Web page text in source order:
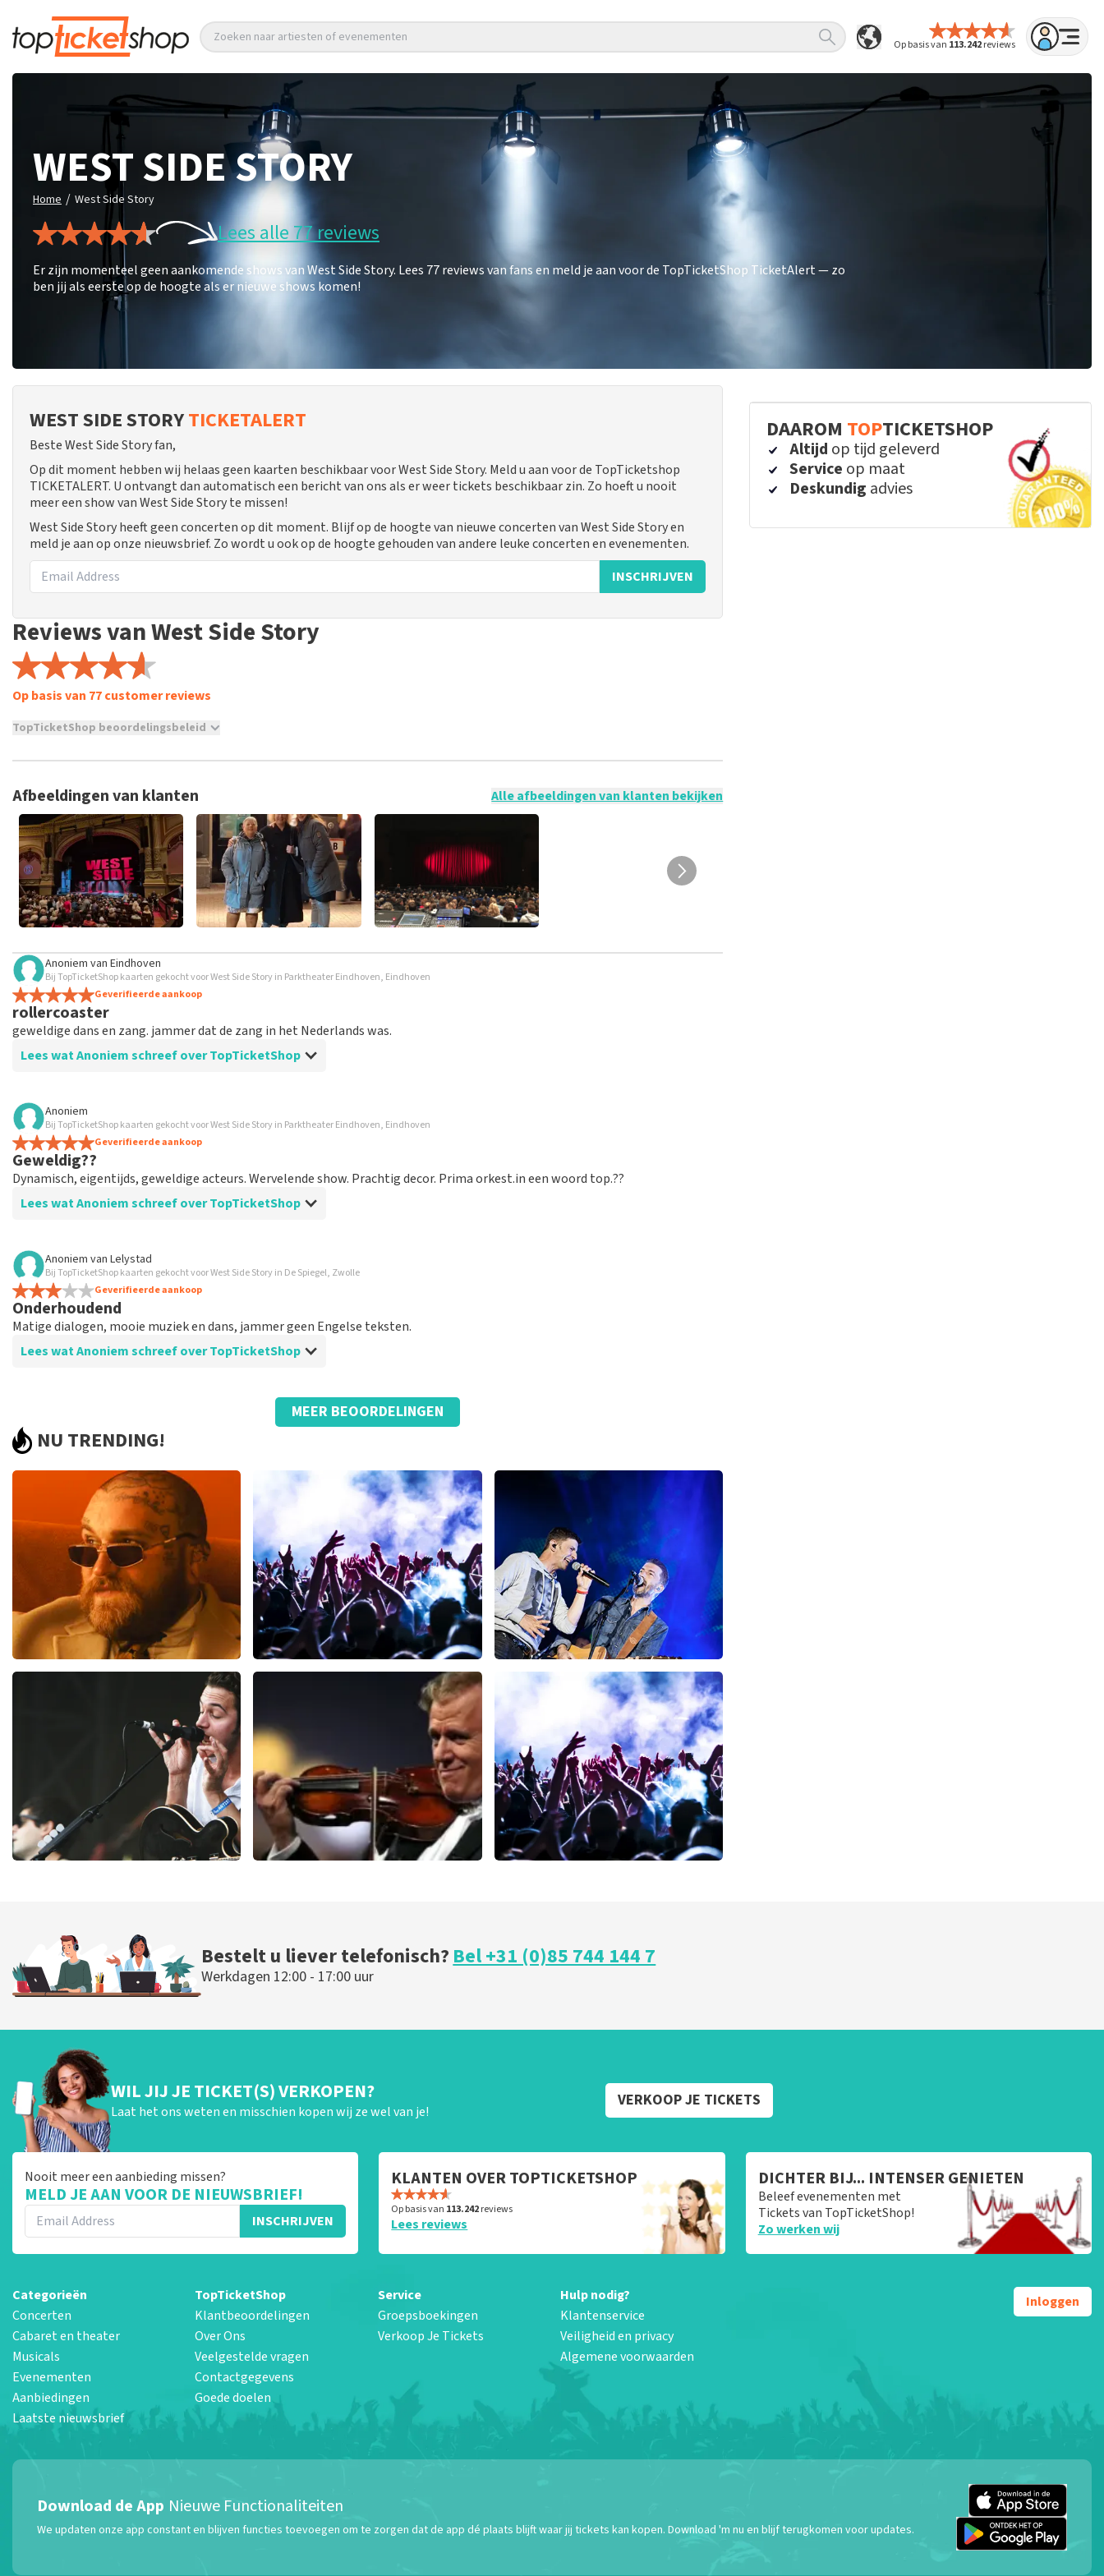
Op basis van 113.242reviews
Zoeken naar artiesten of evenementen
WEST SIDE STORY
Home / West Side Story
Lees alle 77 reviews
Er zijn momenteel geen aankomende shows van West Side Story. Lees 77 reviews van fans en meld je aan voor de TopTicketShop TicketAlert — zo
ben jij als eerste op de hoogte als er nieuwe shows komen!
WEST SIDE STORYTICKETALERT
Beste West Side Story fan,
Op dit moment hebben wij helaas geen kaarten beschikbaar voor West Side Story. Meld u aan voor de TopTicketshop
TICKETALERT. U ontvangt dan automatisch een bericht van ons als er weer tickets beschikbaar zin. Zo hoeft u nooit
meer een show van West Side Story te missen!
West Side Story heeft geen concerten op dit moment. Blijf op de hoogte van nieuwe concerten van West Side Story en
meld je aan op onze nieuwsbrief. Zo wordt u ook op de hoogte gehouden van andere leuke concerten en evenementen.
INSCHRIJVEN
Reviews van West Side Story
Op basis van 77 customer reviews
TopTicketShop beoordelingsbeleid
TopTicketShop verzamelt reviews van echte klanten. Het is niet mogelijk om een review achter te laten als je geen tickets
weken duren voordat een review wordt geplaatst.
Afbeeldingen van klanten Alle afbeeldingen van klanten bekijken
Anoniem van Eindhoven
Bij TopTicketShop kaarten gekocht voor West Side Story in Parktheater Eindhoven, Eindhoven
Geverifieerde aankoop
rollercoaster
geweldige dans en zang. jammer dat de zang in het Nederlands was.
Lees wat Anoniem schreef over TopTicketShop
Beoordeling van Anoniem over
prima geregeld
weer een geweldige ervaring via Top TicketShop. alles weer goed geregeld.
Anoniem
Bij TopTicketShop kaarten gekocht voor West Side Story in Parktheater Eindhoven, Eindhoven
Geverifieerde aankoop
Geweldig??
Dynamisch, eigentijds, geweldige acteurs. Wervelende show. Prachtig decor. Prima orkest.in een woord top.??
Lees wat Anoniem schreef over TopTicketShop
Beoordeling van Anoniem over
Geolied
Goede mailwisseling. En efficiënt geregeld. Gewoon goed georganiseerd. Houden zo
Anoniem van Lelystad
Bij TopTicketShop kaarten gekocht voor West Side Story in De Spiegel, Zwolle
Geverifieerde aankoop
Onderhoudend
Matige dialogen, mooie muziek en dans, jammer geen Engelse teksten.
Lees wat Anoniem schreef over TopTicketShop
Vreemd die naam op het ticket
Prima., goede service bij telefonische vragen naar aanleiding van ontvangen ticket.
Beste klant, Bedankt voor het schrijven van een review op onze website. Uw feedback vinden wij erg belangrijk. U helpt
ons zo onze dienstverlening te verbeteren en ook helpt u andere consumenten met het maken van een beslissing. Wij
hebben uw review gelezen en willen er graag op reageren. Het klopt dat er een andere naam op het ticket staat. Dit
komt doordat wij een wederverkoper zijn. Gelukkig heeft dit geen invloed op uw toegang tot het evenement. Wij hopen
dat u ondanks de verwarring toch een fantastische avond heeft gehad. Met vriendelijke groeten, Johan Topticketshop
Reactie van TopTicketShop
MEER BEOORDELINGEN
NU TRENDING!
BESTEL NU
Clouseau
laatste 30 minuten
BESTEL NU
BESTEL NU
DAAROM TOPTICKETSHOP
Altijd op tijd geleverd
Service op maat
Deskundig advies
Bestelt u liever telefonisch?Bel +31 (0)85 744 144 7
Werkdagen 12:00 - 17:00 uur
WIL JIJ JE TICKET(S) VERKOPEN?
Laat het ons weten en misschien kopen wij ze wel van je!
VERKOOP JE TICKETS
Nooit meer een aanbieding missen?
MELD JE AAN VOOR DE NIEUWSBRIEF!
INSCHRIJVEN
KLANTEN OVER TOPTICKETSHOP
Op basis van 113.242reviews
Lees reviews
DICHTER BIJ... INTENSER GENIETEN
Beleef evenementen met
Tickets van TopTicketShop!
Zo werken wij
Categorieën
Concerten
Cabaret en theater
Musicals
Evenementen
Aanbiedingen
Laatste nieuwsbrief
TopTicketShop
Klantbeoordelingen
Over Ons
Veelgestelde vragen
Contactgegevens
Goede doelen
Service
Groepsboekingen
Verkoop Je Tickets
Hulp nodig?
Klantenservice
Veiligheid en privacy
Algemene voorwaarden
Inloggen
Download de App Nieuwe Functionaliteiten
We updaten onze app constant en blijven functies toevoegen om te zorgen dat de app dé plaats blijft waar jij tickets kan kopen. Download 'm nu en blijf terugkomen voor updates.